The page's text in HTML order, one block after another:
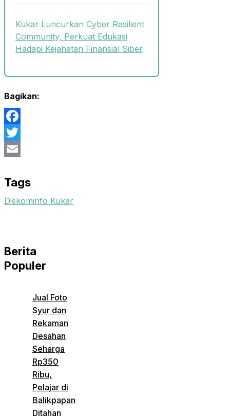
Kukar Luncurkan Cyber Resilient
Community, Perkuat Edukasi
Hadapi Kejahatan Finansial Siber
Bagikan:
Facebook
Twitter
Tags
Diskominfo Kukar
Berita
Populer
Jual Foto
Syur dan
Rekaman
Desahan
Seharga
Rp350
Ribu,
Pelajar di
Balikpapan
Ditahan